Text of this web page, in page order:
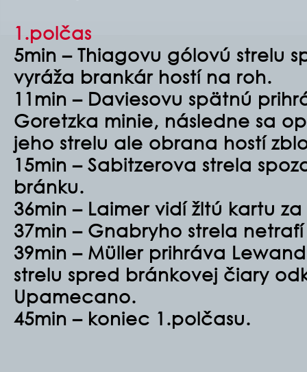
1.polčas
5min – Thiagovu gólovú strelu
vyráža brankár hostí na roh.
11min – Daviesovu spätnú
Goretzka minie, následne sa
jeho strelu ale obrana hostí
15min – Sabitzerova strela
bránku.
36min – Laimer vidí žltú kartu
37min – Gnabryho strela
39min – Müller prihráva
strelu spred bránkovej čiary
Upamecano.
45min – koniec 1.polčasu.